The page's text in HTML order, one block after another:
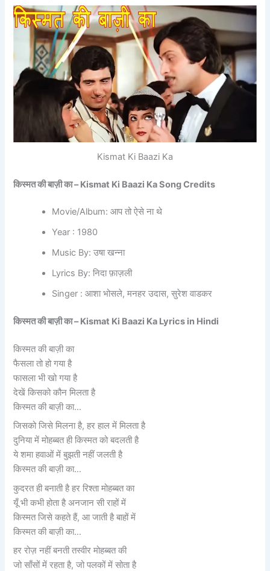
Kismat Ki Baazi Ka
किस्मत की बाज़ी का –Kismat Ki Baazi Ka Song Credits
Movie/Album: आप तो ऐसे ना थे
Year : 1980
Music By: उषा खन्ना
Lyrics By: निदा फ़ाज़ली
Singer : आशा भोसले, मनहर उदास, सुरेश वाडकर
किस्मत की बाज़ी का –Kismat Ki Baazi Ka Lyrics in Hindi
किस्मत की बाज़ी का
फैसला तो हो गया है
फासला भी खो गया है
देखें किसको कौन मिलता है
किस्मत की बाज़ी का…
जिसको जिसे मिलना है, हर हाल में मिलता है
दुनिया में मोहब्बत ही किस्मत को बदलती है
ये शमा हवाओं में बुझती नहीं जलती है
किस्मत की बाज़ी का…
कुदरत ही बनाती है हर रिश्ता मोहब्बत का
यूँ भी कभी होता है अनजान सी राहों में
किस्मत जिसे कहते हैं, आ जाती है बाहों में
किस्मत की बाज़ी का…
हर रोज़ नहीं बनती तस्वीर मोहब्बत की
जो साँसों में रहता है, जो पलकों में सोता है